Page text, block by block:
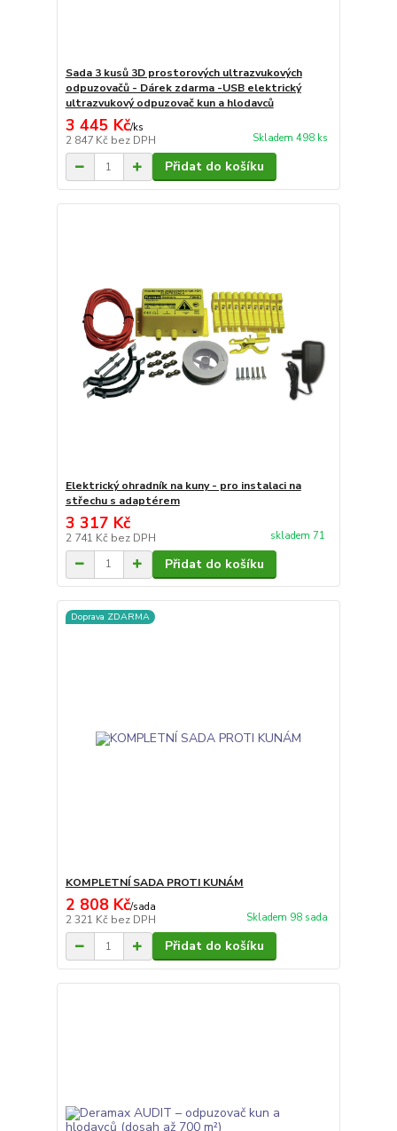
Sada 3 kusů 3D prostorových ultrazvukových
odpuzovačů - Dárek zdarma -USB elektrický
ultrazvukový odpuzovač kun a hlodavců
3 445 Kč/ks
2 847 Kč bez DPH Skladem 498 ks
Přidat do košíku
Elektrický ohradník na kuny - pro instalaci na
střechu s adaptérem
3 317 Kč
2 741 Kč bez DPH skladem 71
Přidat do košíku
Doprava ZDARMA
KOMPLETNÍ SADA PROTI KUNÁM
2 808 Kč/sada
2 321 Kč bez DPH Skladem 98 sada
Přidat do košíku